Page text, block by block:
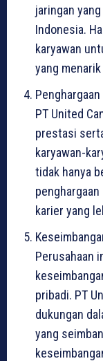
jaringan
Indonesia.
karyawan
yang
PT United
prestasi
karyawan-
tidak hanya
karier yang
Perusahaan
pribadi. PT
dukungan
yang